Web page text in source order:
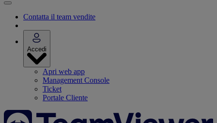
Contatta il team vendite
Accedi
Apri web app
Management Console
Ticket
Portale Cliente